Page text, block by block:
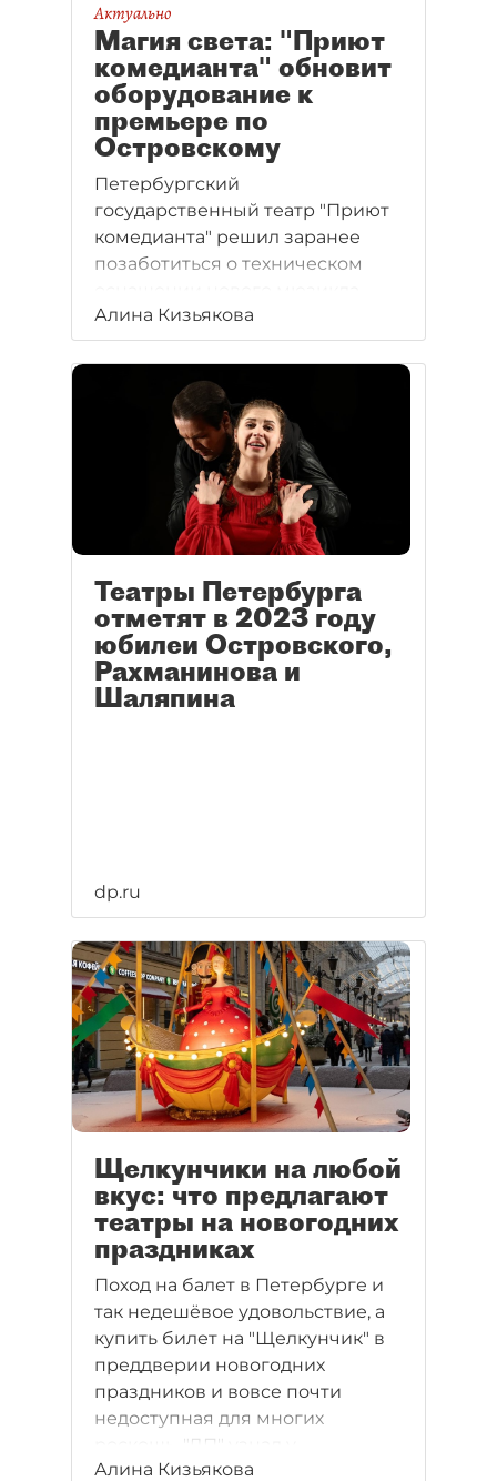
Актуально
Магия света: "Приют
комедианта" обновит
оборудование к
премьере по
Островскому
Петербургский
государственный театр "Приют
комедианта" решил заранее
позаботиться о техническом
"Снегурочка", премьера
которого состоится только
в декабре. Как сообщается
на портале госзакупок, театр
ищет поставщика светового
оборудования на сумму 6,8 млн
Алина Кизьякова
Театры Петербурга
отметят в 2023 году
юбилеи Островского,
Рахманинова и
Шаляпина
dp.ru
Щелкунчики на любой
вкус: что предлагают
театры на новогодних
праздниках
Поход на балет в Петербурге и
так недешёвое удовольствие, а
купить билет на "Щелкунчик" в
преддверии новогодних
праздников и вовсе почти
недоступная для многих
роскошь. "ДП" узнал у
петербургских театров,
Алина Кизьякова